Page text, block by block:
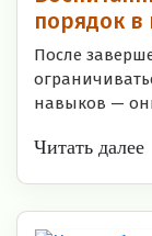
порядок в
После
навыков —
Читать далее